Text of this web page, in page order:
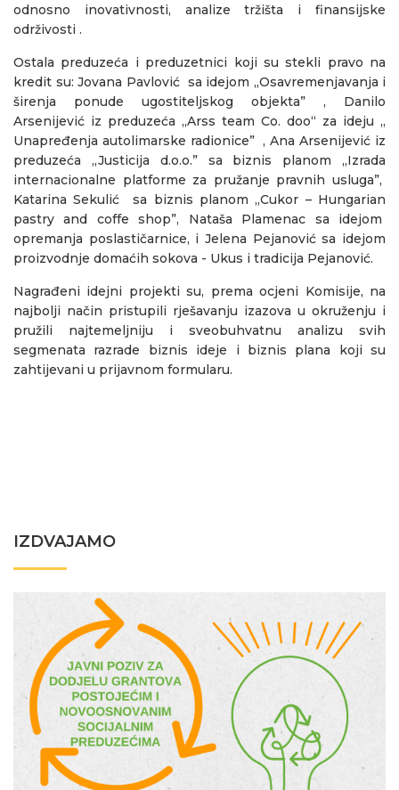
odnosno inovativnosti, analize tržišta i finansijske
održivosti .
Ostala preduzeća i preduzetnici koji su stekli pravo na
kredit su: Jovana Pavlović sa idejom ,,Osavremenjavanja i
širenja ponude ugostiteljskog objekta” , Danilo
Arsenijević iz preduzeća ,,Arss team Co. doo“ za ideju ,,
Unapređenja autolimarske radionice” , Ana Arsenijević iz
preduzeća ,,Justicija d.o.o.” sa biznis planom ,,Izrada
internacionalne platforme za pružanje pravnih usluga”,
Katarina Sekulić sa biznis planom ,,Cukor – Hungarian
pastry and coffe shop”, Nataša Plamenac sa idejom
opremanja poslastičarnice, i Jelena Pejanović sa idejom
proizvodnje domaćih sokova - Ukus i tradicija Pejanović.
Nagrađeni idejni projekti su, prema ocjeni Komisije, na
najbolji način pristupili rješavanju izazova u okruženju i
pružili najtemeljniju i sveobuhvatnu analizu svih
segmenata razrade biznis ideje i biznis plana koji su
zahtijevani u prijavnom formularu.
IZDVAJAMO